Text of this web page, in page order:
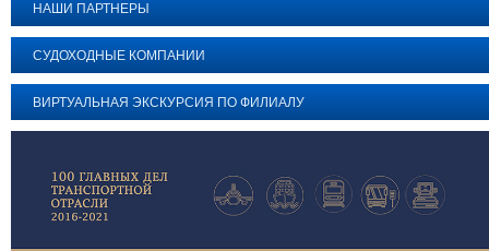
НАШИ ПАРТНЕРЫ
СУДОХОДНЫЕ КОМПАНИИ
ВИРТУАЛЬНАЯ ЭКСКУРСИЯ ПО ФИЛИАЛУ